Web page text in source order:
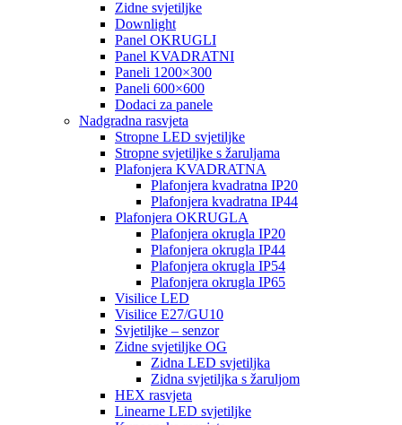
Zidne svjetiljke
Downlight
Panel OKRUGLI
Panel KVADRATNI
Paneli 1200×300
Paneli 600×600
Dodaci za panele
Nadgradna rasvjeta
Stropne LED svjetiljke
Stropne svjetiljke s žaruljama
Plafonjera KVADRATNA
Plafonjera kvadratna IP20
Plafonjera kvadratna IP44
Plafonjera OKRUGLA
Plafonjera okrugla IP20
Plafonjera okrugla IP44
Plafonjera okrugla IP54
Plafonjera okrugla IP65
Visilice LED
Visilice E27/GU10
Svjetiljke – senzor
Zidne svjetiljke OG
Zidna LED svjetiljka
Zidna svjetiljka s žaruljom
HEX rasvjeta
Linearne LED svjetiljke